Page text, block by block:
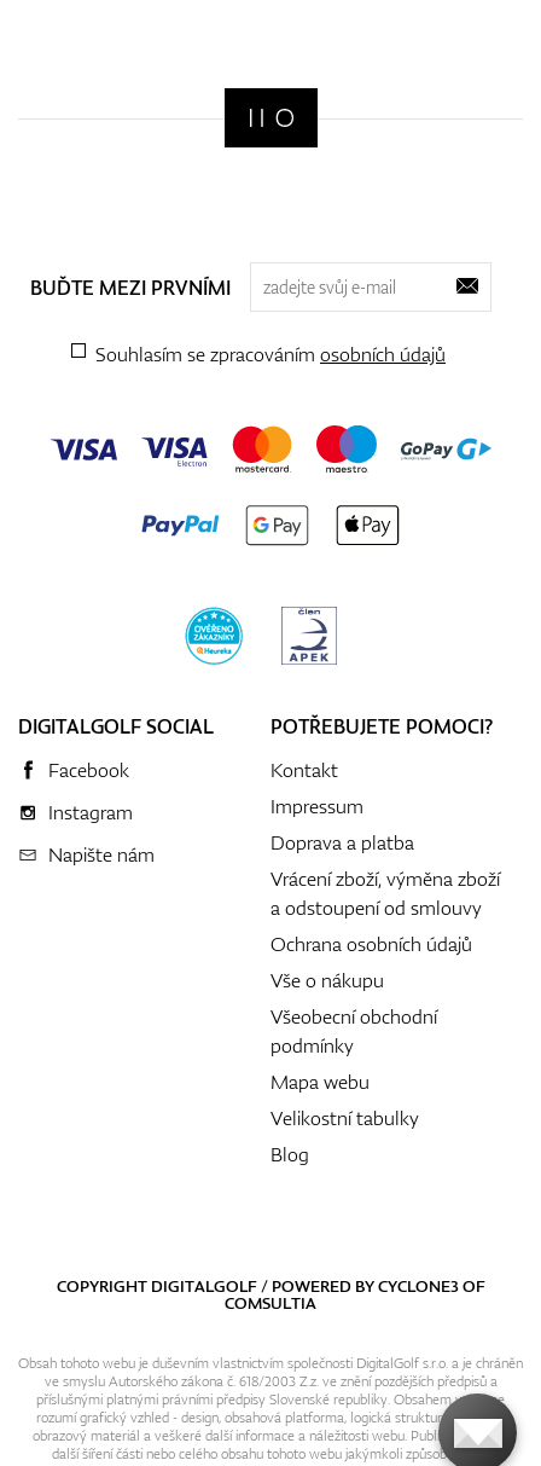
BUĎTE MEZI PRVNÍMI
Souhlasím se zpracováním osobních údajů
DIGITALGOLF SOCIAL
Facebook
Instagram
Napište nám
POTŘEBUJETE POMOCI?
Kontakt
Impressum
Doprava a platba
Vrácení zboží, výměna zboží
a odstoupení od smlouvy
Ochrana osobních údajů
Vše o nákupu
Všeobecní obchodní
podmínky
Mapa webu
Velikostní tabulky
Blog
COPYRIGHT DIGITALGOLF / POWERED BYCYCLONE3OF
COMSULTIA
Obsah tohoto webu je duševním vlastnictvím společnosti DigitalGolf s.r.o. a je chráněn
ve smyslu Autorského zákona č. 618/2003 Z.z. ve znění pozdějších předpisů a
příslušnými platnými právními předpisy Slovenské republiky. Obsahem webu se
rozumí grafický vzhled - design, obsahová platforma, logická struktura, textový i
obrazový materiál a veškeré další informace a náležitosti webu. Publikování resp.
další šíření části nebo celého obsahu tohoto webu jakýmkoli způsobem bez